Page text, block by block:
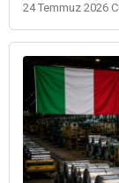
24 Temmuz 2026